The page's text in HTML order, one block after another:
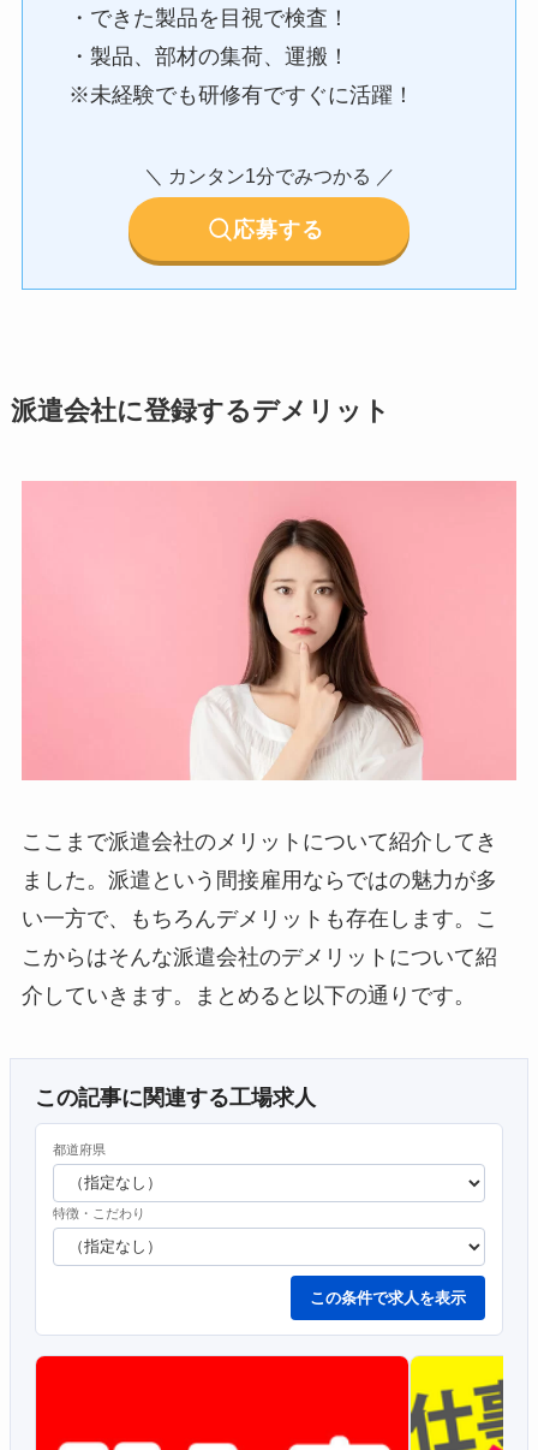
・できた製品を目視で検査！
・製品、部材の集荷、運搬！
※未経験でも研修有ですぐに活躍！
＼ カンタン1分でみつかる ／
応募する
派遣会社に登録するデメリット
ここまで派遣会社のメリットについて紹介してき
ました。派遣という間接雇用ならではの魅力が多
い一方で、もちろんデメリットも存在します。こ
こからはそんな派遣会社のデメリットについて紹
介していきます。まとめると以下の通りです。
この記事に関連する工場求人
都道府県
特徴・こだわり
この条件で求人を表示